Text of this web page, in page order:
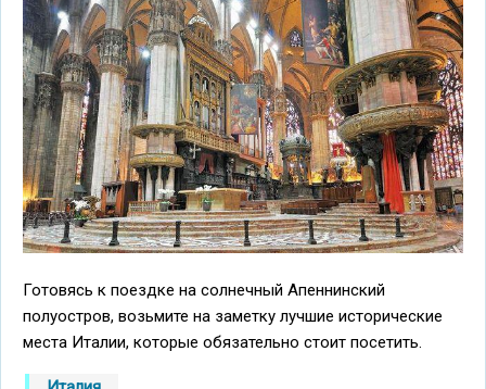
Готовясь к поездке на солнечный Апеннинский
полуостров, возьмите на заметку лучшие исторические
места Италии, которые обязательно стоит посетить.